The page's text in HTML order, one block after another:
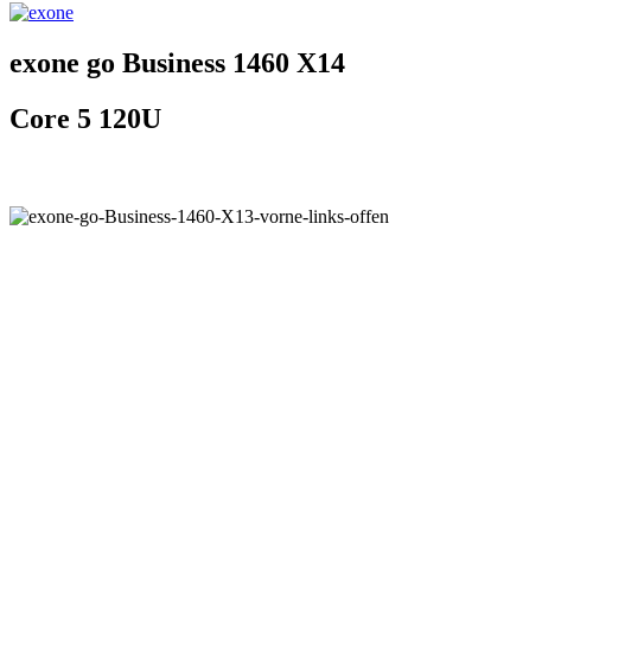
exone go Business 1460 X14
Core 5 120U